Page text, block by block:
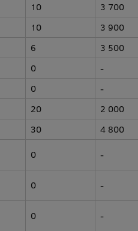
10
3 700
10
3 900
6
3 500
0
-
0
-
20
2 000
30
4 800
0 -
0 -
0 -